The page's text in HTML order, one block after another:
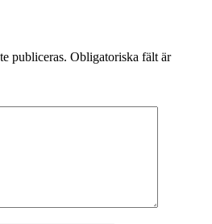
publiceras. Obligatoriska fält är